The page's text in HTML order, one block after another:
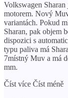
Volkswagen
motorem. Nový
variantách. Pokud
Sharan, pak objem
dispozici s
typu paliva má
7místný Muv a má
mm.
Číst více Číst méně